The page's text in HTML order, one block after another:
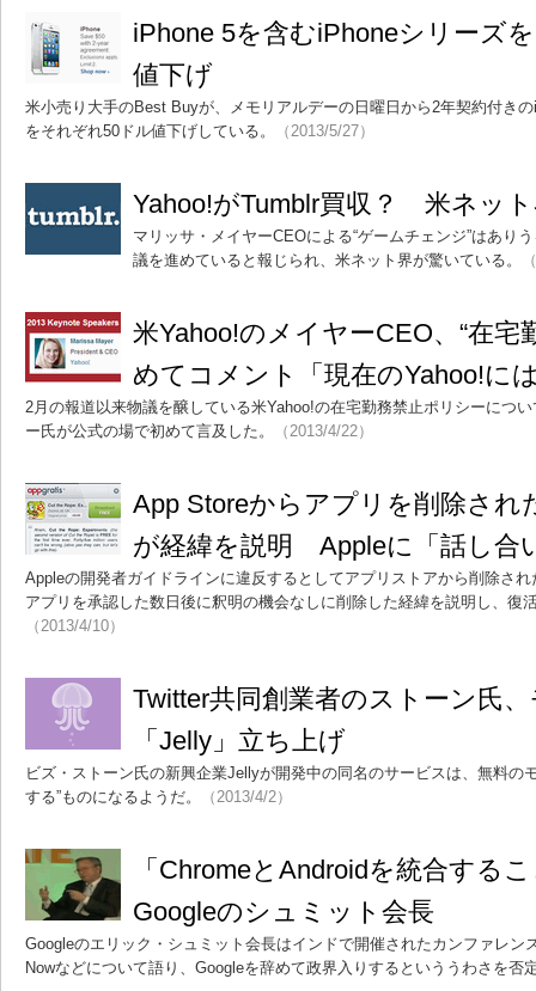
iPhone 5を含むiPhoneシリーズ
値下げ
米小売り大手のBest Buyが、メモリアルデーの日曜日から2年契約付き
をそれぞれ50ドル値下げしている。
（2013/5/27）
Yahoo!がTumblr買収？ 米ネッ
マリッサ・メイヤーCEOによる“ゲームチェンジ”はあり
議を進めていると報じられ、米ネット界が驚いている。
米Yahoo!のメイヤーCEO、“在宅
めてコメント「現在のYahoo!に
2月の報道以来物議を醸している米Yahoo!の在宅勤務禁止ポリシーにつ
ー氏が公式の場で初めて言及した。
（2013/4/22）
App Storeからアプリを削除され
が経緯を説明 Appleに「話し合
Appleの開発者ガイドラインに違反するとしてアプリストアから削除さ
アプリを承認した数日後に釈明の機会なしに削除した経緯を説明し、復
（2013/4/10）
Twitter共同創業者のストーン氏
「Jelly」立ち上げ
ビズ・ストーン氏の新興企業Jellyが開発中の同名のサービスは、無料の
する”ものになるようだ。
（2013/4/2）
「ChromeとAndroidを統合する
Googleのシュミット会長
Googleのエリック・シュミット会長はインドで開催されたカンファレン
Nowなどについて語り、Googleを辞めて政界入りするといううわさを否